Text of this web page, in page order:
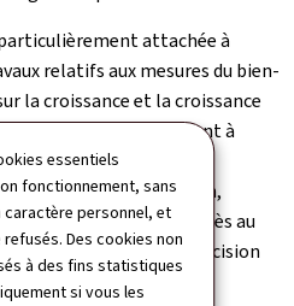
essentiels
fonctionnement, sans
caractère personnel, et
Des cookies non
à des fins statistiques
si vous les
attachée à
relatifs aux mesures du bien-
la croissance et la croissance
des contributions visant à
de la crise sur les
(recherche, éducation,
entrepreneuriales, accès au
impacts sur et de la décision
été appréciées.